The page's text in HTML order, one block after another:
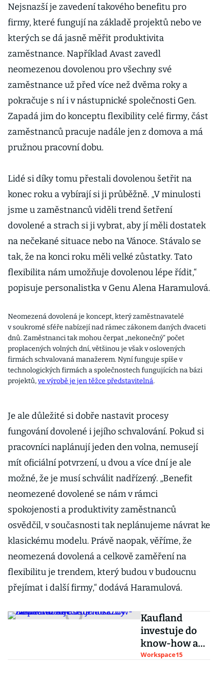
Nejsnazší je zavedení takového benefitu pro
firmy, které fungují na základě projektů nebo ve
kterých se dá jasně měřit produktivita
zaměstnance. Například Avast zavedl
neomezenou dovolenou pro všechny své
zaměstnance už před více než dvěma roky a
pokračuje s ní i v nástupnické společnosti Gen.
Zapadá jim do konceptu flexibility celé firmy, část
zaměstnanců pracuje nadále jen z domova a má
pružnou pracovní dobu.
Lidé si díky tomu přestali dovolenou šetřit na
konec roku a vybírají si ji průběžně. „V minulosti
jsme u zaměstnanců viděli trend šetření
dovolené a strach si ji vybrat, aby jí měli dostatek
na nečekané situace nebo na Vánoce. Stávalo se
tak, že na konci roku měli velké zůstatky. Tato
flexibilita nám umožňuje dovolenou lépe řídit,“
popisuje personalistka v Genu Alena Haramulová.
Neomezená dovolená je koncept, který zaměstnavatelé
v soukromé sféře nabízejí nad rámec zákonem daných dvaceti
dnů. Zaměstnanci tak mohou čerpat „nekonečný“ počet
proplacených volných dní, většinou je však v oslovených
firmách schvalovaná manažerem. Nyní funguje spíše v
technologických firmách a společnostech fungujících na bázi
projektů,ve výrobě je jen těžce představitelná.
Je ale důležité si dobře nastavit procesy
fungování dovolené i jejího schvalování. Pokud si
pracovníci naplánují jeden den volna, nemusejí
mít oficiální potvrzení, u dvou a více dní je ale
možné, že je musí schválit nadřízený. „Benefit
neomezené dovolené se nám v rámci
spokojenosti a produktivity zaměstnanců
osvědčil, v současnosti tak neplánujeme návrat ke
klasickému modelu. Právě naopak, věříme, že
neomezená dovolená a celkově zaměření na
flexibilitu je trendem, který budou v budoucnu
přejímat i další firmy,“ dodává Haramulová.
Kaufland
investuje do
know-how a
rozvoje.
Workspace15